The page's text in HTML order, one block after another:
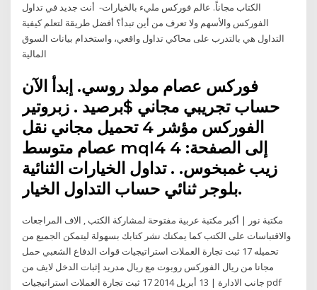
الكتاب مجاناً. عالم فوركس مليء بالخيارات- أنت جديد في تداول
الفوركس والأسهم ولا تعرف من أين تبدأ؟ أفضل طريقة لتعلم كيفية
التداول هي بالتدرب على محاكي تداول واقعي، واستخدام بيانات السوق
فوركس عصام مولد روسي. إبدأ الآن
حساب تجريبي مجاني $برصيد . زبروتير
الفوركس مؤشر 4 تحميل مجاني نقل
عصام متوسط mql4 إلى الصفحة: 4
زيب غمبخوس. . تداول الخيارات الثنائية
بلوجر ثنائي حساب التداول الخيار.
مكتبة نور | أكبر مكتبة عربية مفتوحة لمشاركة الكتب , الاف المراجعات
والاقتباسات على الكتب كما يمكنك نشر كتابك بسهولة ليتمكن الجميع من
تحميله 17 ثبت تجارة العملات استراتيجيات قوات الدفاع الشعبي حمل
مجانا من ريال الفوركس روبوت مع ريال مدريد إثبات الدخل لايف من
جانب الادارة | 13 أبريل 2014 17 ثبت تجارة العملات استراتيجيات pdf